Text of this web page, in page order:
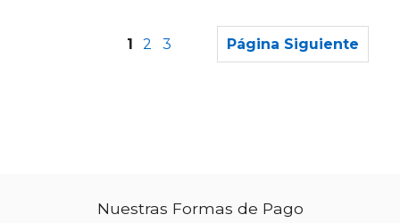
1 2 3 Página Siguiente
Nuestras Formas de Pago